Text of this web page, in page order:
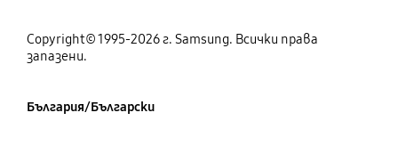
Copyright© 1995-2026 г. Samsung. Всички права
запазени.
България/Български